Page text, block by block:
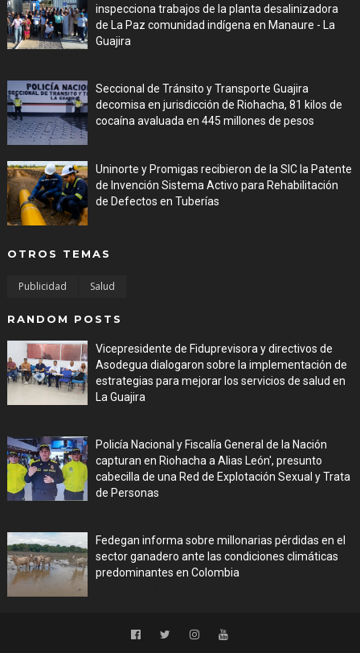
inspecciona trabajos de la planta desalinizadora
de La Paz comunidad indígena en Manaure - La
Guajira
Seccional de Tránsito y Transporte Guajira
decomisa en jurisdicción de Riohacha, 81 kilos de
cocaína avaluada en 445 millones de pesos
Uninorte y Promigas recibieron de la SIC la Patente
de Invención Sistema Activo para Rehabilitación
de Defectos en Tuberías
OTROS TEMAS
Publicidad Salud
RANDOM POSTS
Vicepresidente de Fiduprevisora y directivos de
Asodegua dialogaron sobre la implementación de
estrategias para mejorar los servicios de salud en
La Guajira
Policía Nacional y Fiscalía General de la Nación
capturan en Riohacha a Alias León', presunto
cabecilla de una Red de Explotación Sexual y Trata
de Personas
Fedegan informa sobre millonarias pérdidas en el
sector ganadero ante las condiciones climáticas
predominantes en Colombia